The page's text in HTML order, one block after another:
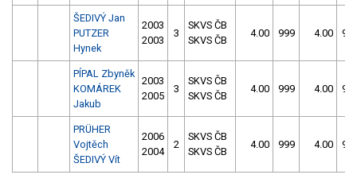
ŠEDIVÝ Jan
PUTZER
Hynek
2003
2003
3
SKVS ČB
SKVS ČB
4.00 999 4.00
PÍPAL Zbyněk
KOMÁREK
Jakub
2003
2005
3
SKVS ČB
SKVS ČB
4.00 999 4.00
PRÜHER
Vojtěch
ŠEDIVÝ Vít
2006
2004
2
SKVS ČB
SKVS ČB
4.00 999 4.00